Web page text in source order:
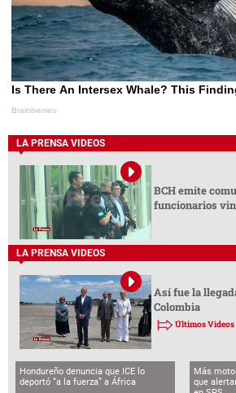
LA PRENSA VIDEOS
BCH emite
funcionarios
LA PRENSA VIDEOS
Así fue la
Colombia
Últimos Videos
Hondureño denuncia que ICE lo
deportó “a la fuerza” a África
Más
que